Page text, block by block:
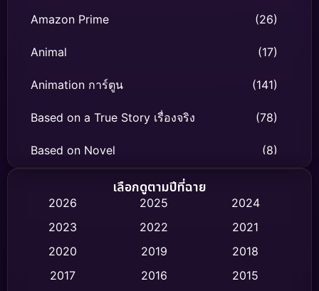
Amazon Prime (26)
Animal (17)
Animation การ์ตูน (141)
Based on a True Story เรื่องจริง (78)
Based on Novel (8)
Biography ชีวิตจริง
Classic หนังคลาสสิก (47)
Comedy ตลก (436)
เลือกดูตามปีที่ฉาย
2026 2025
2024
2023
2022
2021
2020
2019
2018
2017
2016
2015